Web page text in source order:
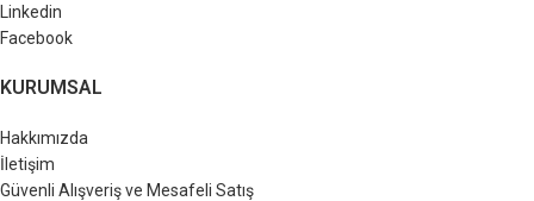
Linkedin
Facebook
KURUMSAL
Hakkımızda
İletişim
Güvenli Alışveriş ve Mesafeli Satış